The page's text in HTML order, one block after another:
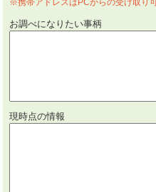
※携帯アドレスはPCからの受け取り
お調べになりたい事柄
現時点の情報